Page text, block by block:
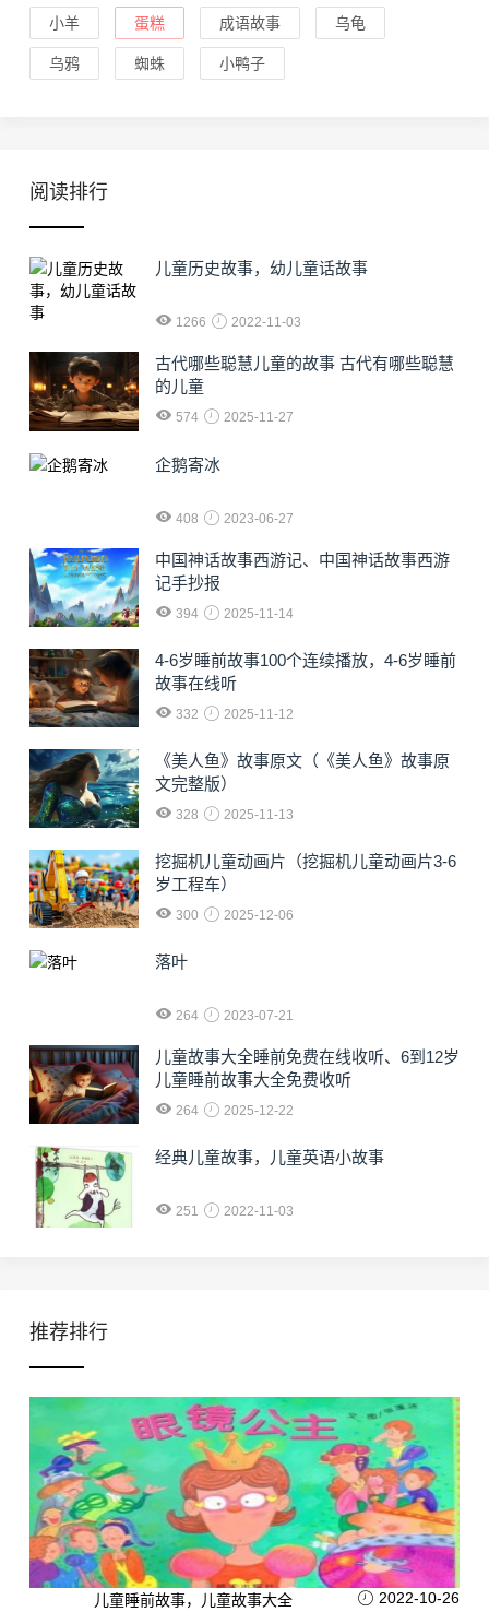
小羊 蛋糕 成语故事 乌龟
乌鸦 蜘蛛 小鸭子
阅读排行
儿童历史故事，幼儿童话故事
1266 2022-11-03
古代哪些聪慧儿童的故事 古代有哪些聪慧
的儿童
574 2025-11-27
企鹅寄冰
408 2023-06-27
中国神话故事西游记、中国神话故事西游
记手抄报
394 2025-11-14
4-6岁睡前故事100个连续播放，4-6岁睡前
故事在线听
332 2025-11-12
《美人鱼》故事原文（《美人鱼》故事原
文完整版）
328 2025-11-13
挖掘机儿童动画片（挖掘机儿童动画片3-6
岁工程车）
300 2025-12-06
落叶
264 2023-07-21
儿童故事大全睡前免费在线收听、6到12岁
儿童睡前故事大全免费收听
264 2025-12-22
经典儿童故事，儿童英语小故事
251 2022-11-03
推荐排行
儿童睡前故事，儿童故事大全 2022-10-26